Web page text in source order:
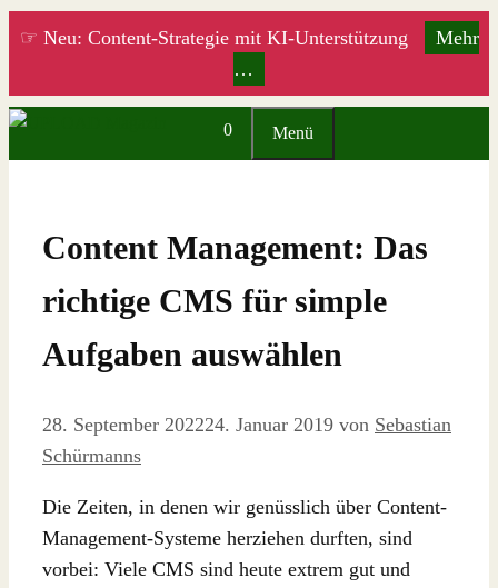
Zum
☞ Neu: Content-Strategie mit KI-Unterstützung
Mehr
…
0 Menü
Content Management: Das
richtige CMS für simple
Aufgaben auswählen
28. September 202224. Januar 2019 von Sebastian
Schürmanns
Die Zeiten, in denen wir genüsslich über Content-
Management-Systeme herziehen durften, sind
vorbei: Viele CMS sind heute extrem gut und